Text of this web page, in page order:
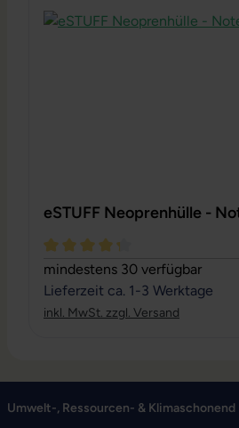
eSTUFF Neoprenhülle -
Durchschnittliche Bewertung
mindestens 30 verfügbar
Lieferzeit ca. 1-3 Werktage
inkl. MwSt. zzgl. Versand
Umwelt-, Ressourcen- & Klimaschonend